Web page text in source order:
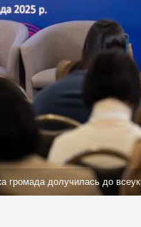
громада долучилась до